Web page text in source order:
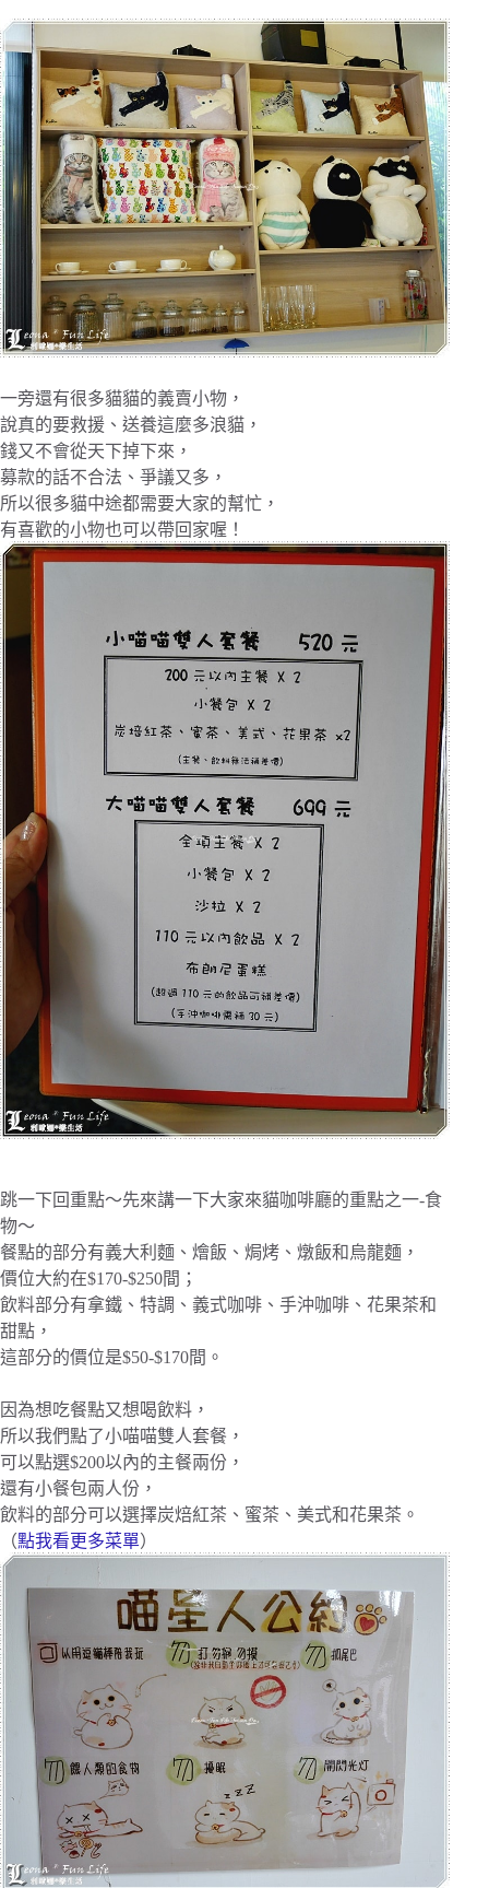
一旁還有很多貓貓的義賣小物，
說真的要救援、送養這麼多浪貓，
錢又不會從天下掉下來，
募款的話不合法、爭議又多，
所以很多貓中途都需要大家的幫忙，
有喜歡的小物也可以帶回家喔！
跳一下回重點～先來講一下大家來貓咖啡廳的重點之一-食
物～
餐點的部分有義大利麵、燴飯、焗烤、燉飯和烏龍麵，
價位大約在$170-$250間；
飲料部分有拿鐵、特調、義式咖啡、手沖咖啡、花果茶和
甜點，
這部分的價位是$50-$170間。
因為想吃餐點又想喝飲料，
所以我們點了小喵喵雙人套餐，
可以點選$200以內的主餐兩份，
還有小餐包兩人份，
飲料的部分可以選擇炭焙紅茶、蜜茶、美式和花果茶。
（點我看更多菜單）